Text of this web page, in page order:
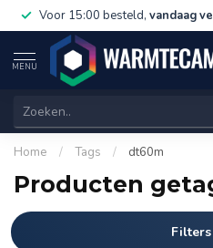
Voor 15:00 besteld, vandaag
MENU
Home / Tags / dt60m
Producten
Filters